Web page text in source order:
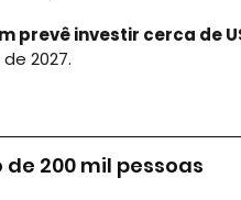
prevê investir cerca de
2027.
200 mil pessoas